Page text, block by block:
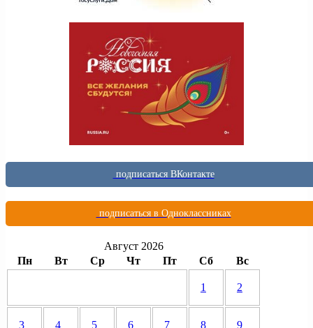
подписаться ВКонтакте
подписаться в Одноклассниках
Август 2026
Пн
Вт Ср Чт Пт Сб Вс
1 2
3 4 5 6 7 8 9